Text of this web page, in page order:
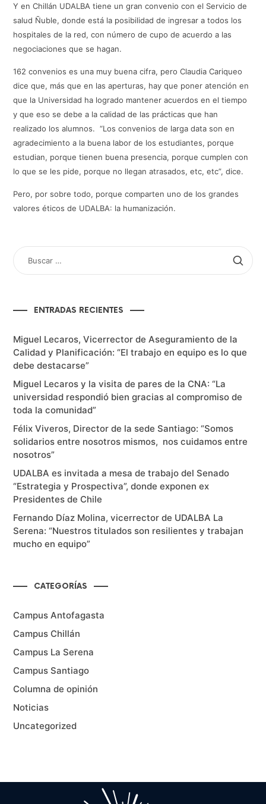
Y en Chillán UDALBA tiene un gran convenio con el Servicio de
salud Ñuble, donde está la posibilidad de ingresar a todos los
hospitales de la red, con número de cupo de acuerdo a las
negociaciones que se hagan.
162 convenios es una muy buena cifra, pero Claudia Cariqueo
dice que, más que en las aperturas, hay que poner atención en
que la Universidad ha logrado mantener acuerdos en el tiempo
y que eso se debe a la calidad de las prácticas que han
realizado los alumnos. “Los convenios de larga data son en
agradecimiento a la buena labor de los estudiantes, porque
estudian, porque tienen buena presencia, porque cumplen con
lo que se les pide, porque no llegan atrasados, etc, etc”, dice.
Pero, por sobre todo, porque comparten uno de los grandes
valores éticos de UDALBA: la humanización.
BUSCAR
POR:
ENTRADAS RECIENTES
Miguel Lecaros, Vicerrector de Aseguramiento de la
Calidad y Planificación: “El trabajo en equipo es lo que
debe destacarse”
Miguel Lecaros y la visita de pares de la CNA: “La
universidad respondió bien gracias al compromiso de
toda la comunidad”
Félix Viveros, Director de la sede Santiago: “Somos
solidarios entre nosotros mismos, nos cuidamos entre
nosotros”
UDALBA es invitada a mesa de trabajo del Senado
“Estrategia y Prospectiva”, donde exponen ex
Presidentes de Chile
Fernando Díaz Molina, vicerrector de UDALBA La
Serena: “Nuestros titulados son resilientes y trabajan
mucho en equipo”
CATEGORÍAS
Campus Antofagasta
Campus Chillán
Campus La Serena
Campus Santiago
Columna de opinión
Noticias
Uncategorized